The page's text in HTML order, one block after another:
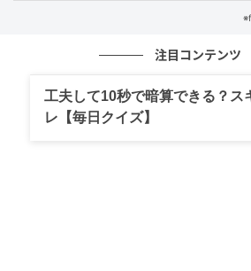
ゃるので、お荷物を少し詰めてい
すか？ そうしたら、あちらの方も
のです。
注目コンテンツ
工夫して10秒で暗算できる？ス
レ【毎日クイズ】